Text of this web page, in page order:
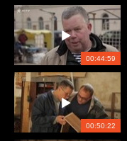
00:44:59
00:50:22